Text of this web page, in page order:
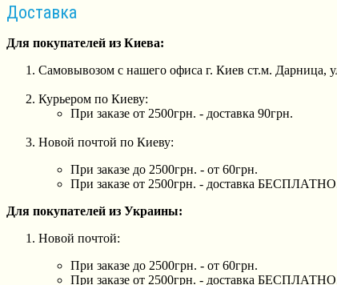
Доставка
Для покупателей из Киева:
Самовывозом с нашего офиса г. Киев ст.м. Дарница,
Курьером по Киеву:
При заказе от 2500грн. - доставка 90грн.
Новой почтой по Киеву:
При заказе до 2500грн. - от 60грн.
При заказе от 2500грн. - доставка
Для покупателей из Украины:
Новой почтой:
При заказе до 2500грн. - от 60грн.
При заказе от 2500грн. - доставка